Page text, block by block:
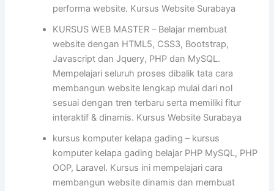
performa website. Kursus Website Surabaya
KURSUS WEB MASTER – Belajar membuat
website dengan HTML5, CSS3, Bootstrap,
Javascript dan Jquery, PHP dan MySQL.
Mempelajari seluruh proses dibalik tata cara
membangun website lengkap mulai dari nol
sesuai dengan tren terbaru serta memiliki fitur
interaktif & dinamis. Kursus Website Surabaya
kursus komputer kelapa gading – kursus
komputer kelapa gading belajar PHP MySQL, PHP
OOP, Laravel. Kursus ini mempelajari cara
membangun website dinamis dan membuat